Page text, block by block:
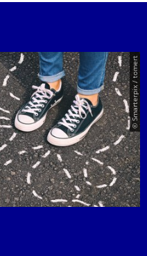
© Smarterpix / tomert